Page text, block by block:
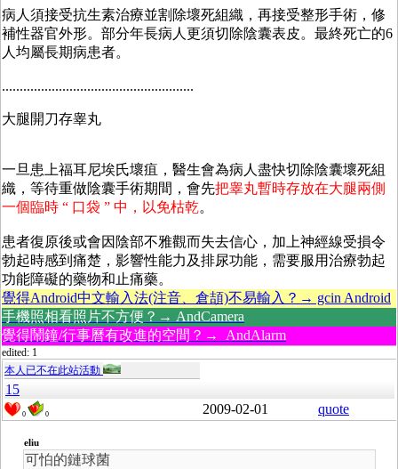
病人須接受抗生素治療並割除壞死組織，再接受整形手術，修
補性器官外形。部分年長病人更須切除陰囊表皮。最終死亡的6
人均屬長期病患者。
......................................................
大腿開刀存睾丸
一旦患上福耳尼埃氏壞疽，醫生會為病人盡快切除陰囊壞死組
織，等待重做陰囊手術期間，會先把睾丸暫時存放在大腿兩側
一個臨時 “ 口袋 ” 中，以免枯乾。
患者復原後或會因陰部不雅觀而失去信心，加上神經線受損令
勃起時感到痛楚，影響性能力及排尿功能，需要服用治療勃起
功能障礙的藥物和止痛藥。
覺得Android中文輸入法(注音、倉頡)不易輸入？→ gcin Android
手機照相看照片不方便？→ AndCamera
覺得鬧鐘/行事曆有改進的空間？→ AndAlarm
edited: 1
本人已不在此站活動
15
0 0 2009-02-01 quote
eliu
可怕的鏈球菌